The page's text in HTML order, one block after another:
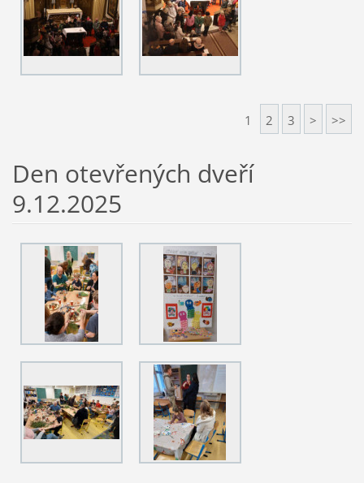
1 2 3 > >>
Den otevřených dveří
9.12.2025